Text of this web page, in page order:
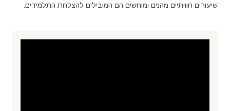
שיעורים חוויתיים מהנים ומוחשים הם המובילים להצלחת התלמידים.